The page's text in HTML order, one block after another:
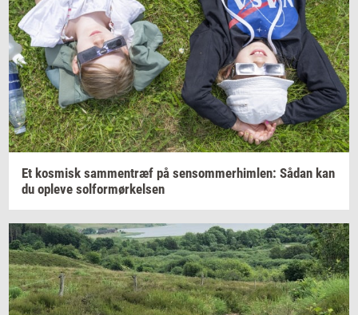
Et kos­misk sam­men­træf på sen­som­mer­him­len: Sådan kan
du op­le­ve sol­for­mør­kel­sen